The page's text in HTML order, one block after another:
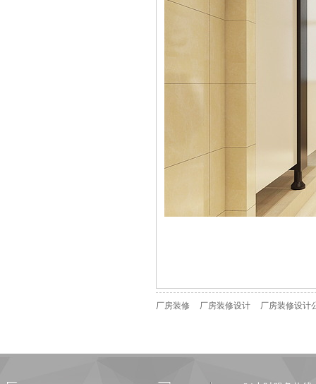
厂房装修 厂房装修设计 厂房装修设计